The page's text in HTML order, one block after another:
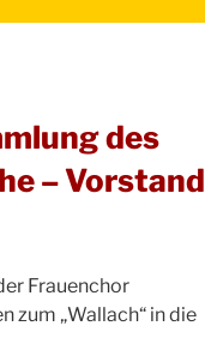
des
– Vorstand
Frauenchor
zum „Wallach“ in die